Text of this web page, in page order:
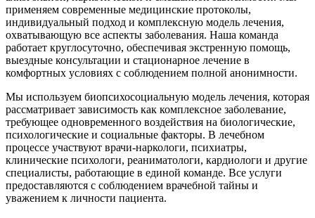
применяем современные медицинские протоколы,
индивидуальный подход и комплексную модель лечения,
охватывающую все аспекты заболевания. Наша команда
работает круглосуточно, обеспечивая экстренную помощь,
выездные консультации и стационарное лечение в
комфортных условиях с соблюдением полной анонимности.
Мы используем биопсихосоциальную модель лечения, которая
рассматривает зависимость как комплексное заболевание,
требующее одновременного воздействия на биологические,
психологические и социальные факторы. В лечебном
процессе участвуют врачи-наркологи, психиатры,
клинические психологи, реаниматологи, кардиологи и другие
специалисты, работающие в единой команде. Все услуги
предоставляются с соблюдением врачебной тайны и
уважением к личности пациента.